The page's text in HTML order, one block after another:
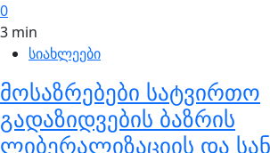
0
3 min
სიახლეები
მოსაზრებები სატვირთო
გადაზიდვების ბაზრის
ლიბერალიზაციის და